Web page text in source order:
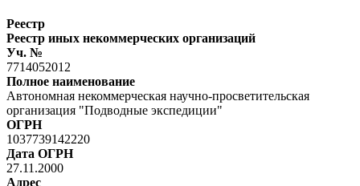
Реестр
Реестр иных некоммерческих организаций
Уч. №
7714052012
Полное наименование
Автономная некоммерческая научно-просветительская
организация "Подводные экспедиции"
ОГРН
1037739142220
Дата ОГРН
27.11.2000
Адрес